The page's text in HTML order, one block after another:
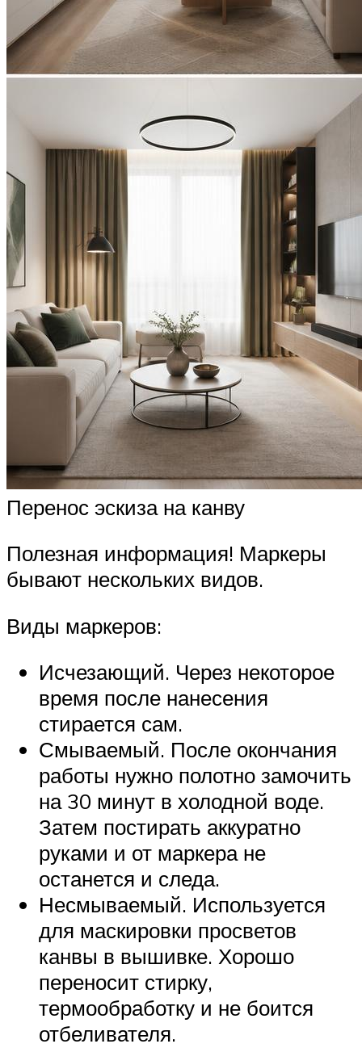
Перенос эскиза на канву
Полезная информация! Маркеры
бывают нескольких видов.
Виды маркеров:
Исчезающий. Через некоторое
время после нанесения
стирается сам.
Смываемый. После окончания
работы нужно полотно замочить
на 30 минут в холодной воде.
Затем постирать аккуратно
руками и от маркера не
останется и следа.
Несмываемый. Используется
для маскировки просветов
канвы в вышивке. Хорошо
переносит стирку,
термообработку и не боится
отбеливателя.